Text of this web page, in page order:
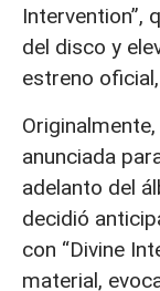
Intervention”,
del disco y
estreno
anunciada
adelanto del
decidió
con “Divine
material,